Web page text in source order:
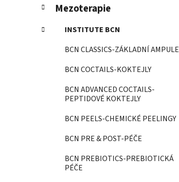
Mezoterapie
INSTITUTE BCN
BCN CLASSICS-ZÁKLADNÍ AMPULE
BCN COCTAILS-KOKTEJLY
BCN ADVANCED COCTAILS-
PEPTIDOVÉ KOKTEJLY
BCN PEELS-CHEMICKÉ PEELINGY
BCN PRE & POST-PÉČE
BCN PREBIOTICS-PREBIOTICKÁ
PÉČE